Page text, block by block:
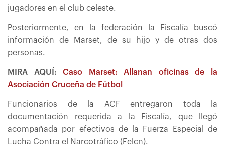
jugadores en el club celeste.
Posteriormente, en la federación la Fiscalía buscó
información de Marset, de su hijo y de otras dos
personas.
MIRA AQUÍ:Caso Marset: Allanan oficinas de la
Asociación Cruceña de Fútbol
Funcionarios de la ACF entregaron toda la
documentación requerida a la Fiscalía, que llegó
acompañada por efectivos de la Fuerza Especial de
Lucha Contra el Narcotráfico (Felcn).